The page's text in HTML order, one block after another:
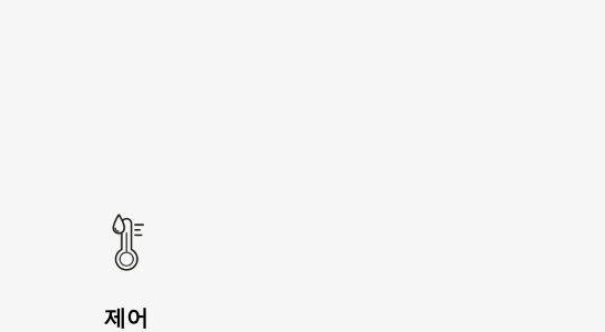
제어